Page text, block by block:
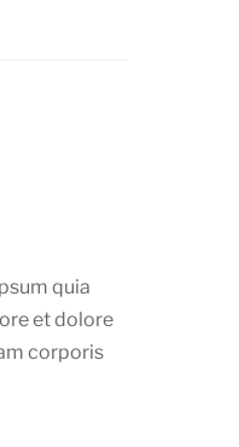
quia
et dolore
corporis